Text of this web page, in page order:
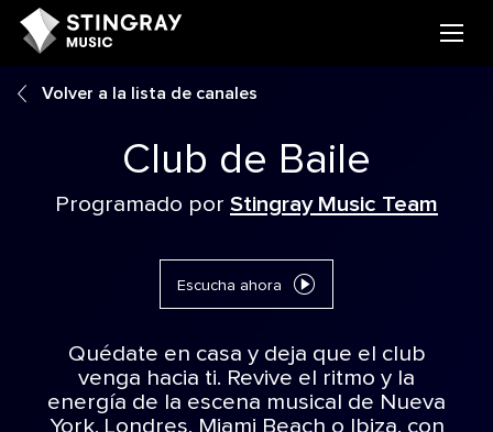
Volver a la lista de canales
Club de Baile
Programado por Stingray Music Team
Escucha ahora
Quédate en casa y deja que el club
venga hacia ti. Revive el ritmo y la
energía de la escena musical de Nueva
York, Londres, Miami Beach o Ibiza, con